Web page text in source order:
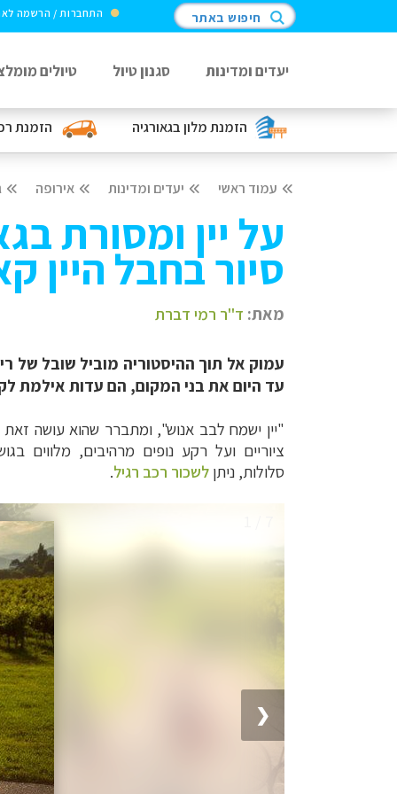
הזמנת מלוןבגאורגיה הזמנת
התחברות / הרשמה חיפוש באתר
יעדים ומדינות סגנון טיול טיולים
עמוד ראשי יעדים ומדינות אירופה
על יין ומסורת
סיור בחבל היין
מאת: ד"ר רמי דברת
עמוק אל תוך ההיסטוריה מוביל שובל של
עד היום את בני המקום, הם עדות אילמת
"יין ישמח לבב אנוש", ומתברר שהוא עושה זאת כבר לפחות
ציוריים ועל רקע נופים מרהיבים, מלווים
סלולות, ניתן לשכור רכב רגיל.
❮